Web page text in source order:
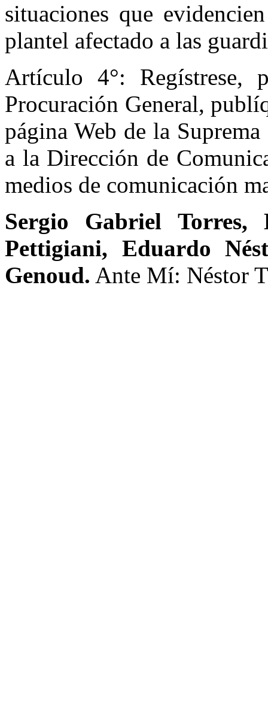
situaciones que
plantel afectado a las
Artículo 4°: Regístrese,
Procuración General,
página Web de la
a la Dirección de
medios de comunicación
Sergio Gabriel
Pettigiani, Eduardo
Genoud. Ante Mí: Néstor